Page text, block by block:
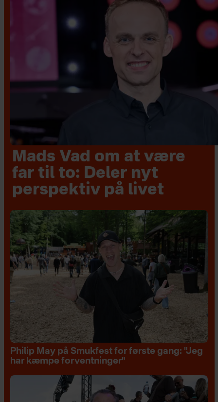
Mads Vad om at være
far til to: Deler nyt
perspektiv på livet
Philip May på Smukfest for første gang: "Jeg
har kæmpe forventninger"